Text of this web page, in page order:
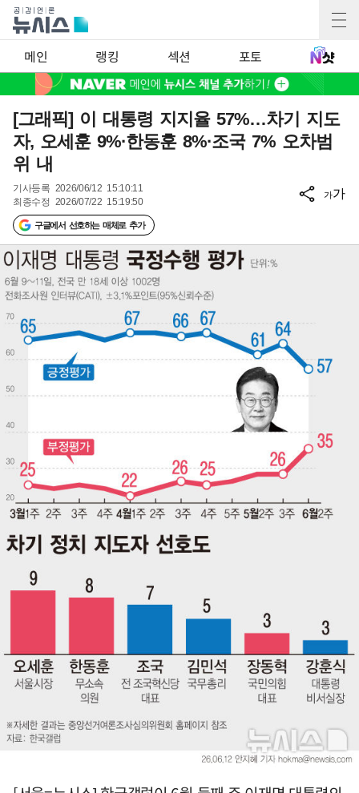
메인 랭킹 섹션 포토
[그래픽] 이 대통령 지지율 57%…차기 지도
자, 오세훈 9%·한동훈 8%·조국 7% 오차범
위 내
기사등록 2026/06/12 15:10:11
최종수정 2026/07/22 15:19:50
구글에서 선호하는 매체로 추가
가가